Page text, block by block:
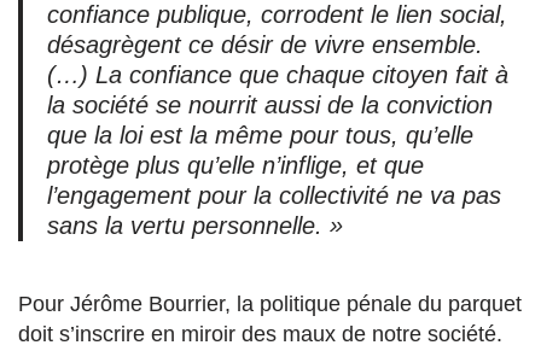
confiance publique, corrodent le lien social,
désagrègent ce désir de vivre ensemble.
(…) La confiance que chaque citoyen fait à
la société se nourrit aussi de la conviction
que la loi est la même pour tous, qu’elle
protège plus qu’elle n’inflige, et que
l’engagement pour la collectivité ne va pas
sans la vertu personnelle. »
Pour Jérôme Bourrier, la politique pénale du parquet
doit s’inscrire en miroir des maux de notre société.